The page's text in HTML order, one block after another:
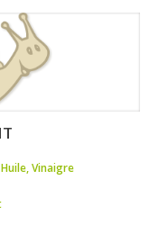
Huile,Vinaigre